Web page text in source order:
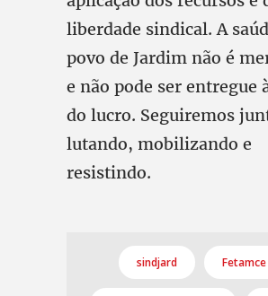
liberdade sindical. A
povo de Jardim não é
e não pode ser entregue
do lucro. Seguiremos
lutando, mobilizando e
resistindo.
sindjard Fetamce